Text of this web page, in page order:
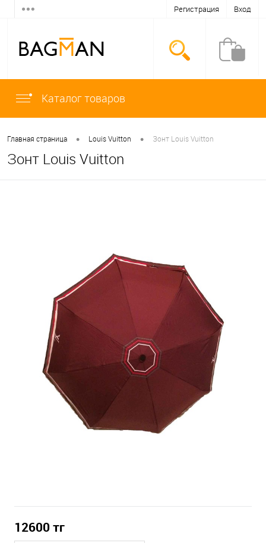
Регистрация Вход
Каталог товаров
Главная страница • Louis Vuitton • Зонт Louis Vuitton
Зонт Louis Vuitton
12600 тг